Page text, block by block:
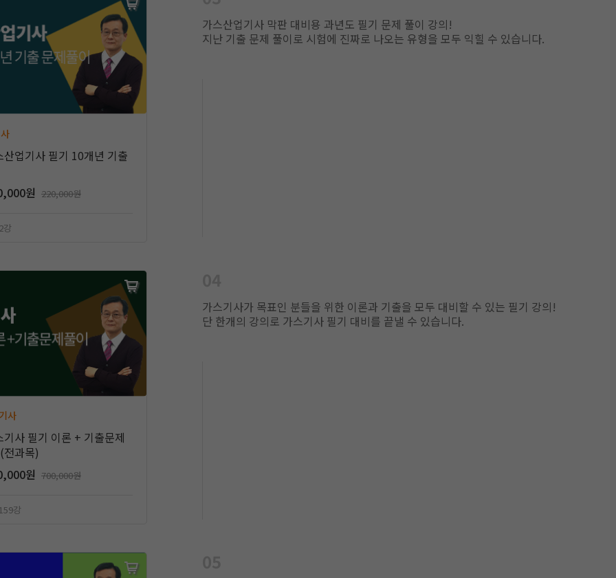
업기사 필기 10개년 기출
원 220,000원
강
가스산업기사 막판 대비용 과년도 필기 문제 풀이 강의!
지난 기출 문제 풀이로 시험에 진짜로 나오는 유형을 모두 익힐 수 있습니다.
사
사 필기 이론 + 기출문제
전과목)
원 700,000원
강
가스기사가 목표인 분들을 위한 이론과 기출을 모두 대비할 수 있는 필기 강의!
단 한개의 강의로 가스기사 필기 대비를 끝낼 수 있습니다.